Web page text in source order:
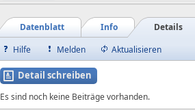
Details
Info
Datenblatt
Hilfe
Melden Aktualisieren
Detail schreiben
Es sind noch keine Beiträge vorhanden.